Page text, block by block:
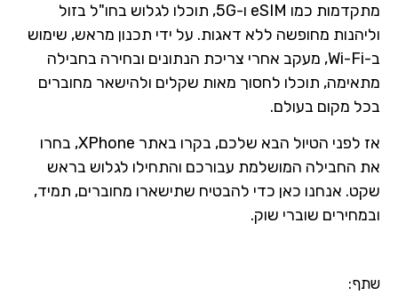
שתף:
מתקדמות כמו eSIM ו-5G, תוכלו לגלוש בחו"ל בזול
וליהנות מחופשה ללא דאגות. על ידי תכנון מראש, שימוש
ב-Wi-Fi, מעקב אחרי צריכת הנתונים ובחירה בחבילה
מתאימה, תוכלו לחסוך מאות שקלים ולהישאר מחוברים
בכל מקום בעולם.
אז לפני הטיול הבא שלכם, בקרו באתר XPhone, בחרו
את החבילה המושלמת עבורכם והתחילו לגלוש בראש
שקט. אנחנו כאן כדי להבטיח שתישארו מחוברים, תמיד,
ובמחירים שוברי שוק.